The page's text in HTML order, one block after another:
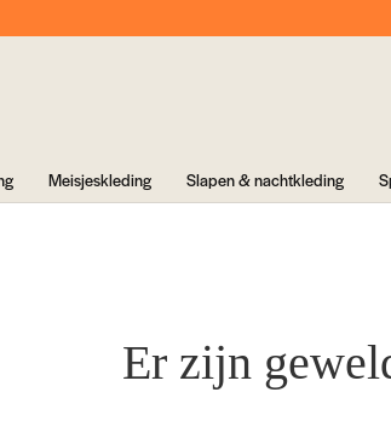
Meisjeskleding Slapen & nachtkleding
Er zijn